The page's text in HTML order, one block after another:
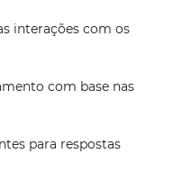
interações com os
com base nas
para respostas